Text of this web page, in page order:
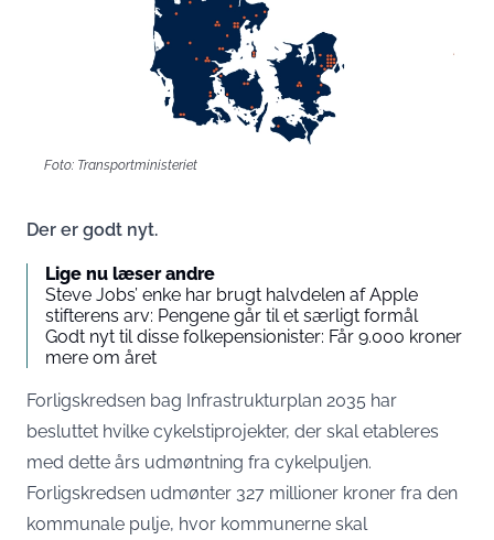
Foto: Transportministeriet
Der er godt nyt.
Lige nu læser andre
Steve Jobs’ enke har brugt halvdelen af Apple
stifterens arv: Pengene går til et særligt formål
Godt nyt til disse folkepensionister: Får 9.000 kroner
mere om året
Forligskredsen bag Infrastrukturplan 2035 har
besluttet hvilke cykelstiprojekter, der skal etableres
med dette års udmøntning fra cykelpuljen.
Forligskredsen udmønter 327 millioner kroner fra den
kommunale pulje, hvor kommunerne skal